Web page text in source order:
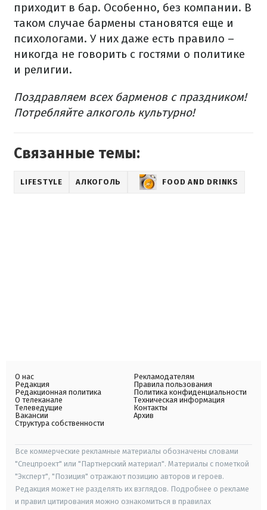
приходит в бар. Особенно, без компании. В
таком случае бармены становятся еще и
психологами. У них даже есть правило –
никогда не говорить с гостями о политике
и религии.
Поздравляем всех барменов с праздником!
Потребляйте алкоголь культурно!
Связанные темы:
LIFESTYLE АЛКОГОЛЬ FOOD AND DRINKS
О нас
Редакция
Редакционная политика
О телеканале
Телеведущие
Вакансии
Структура собственности
Рекламодателям
Правила пользования
Политика конфиденциальности
Техническая информация
Контакты
Архив
Все коммерческие рекламные материалы обозначены словами
"Спецпроект" или "Партнерский материал". Материалы с пометкой
"Эксперт", "Позиция" отражают позицию авторов и героев.
Редакция может не разделять их взглядов. Подробнее о рекламе
и правил цитирования можно ознакомиться в правилах